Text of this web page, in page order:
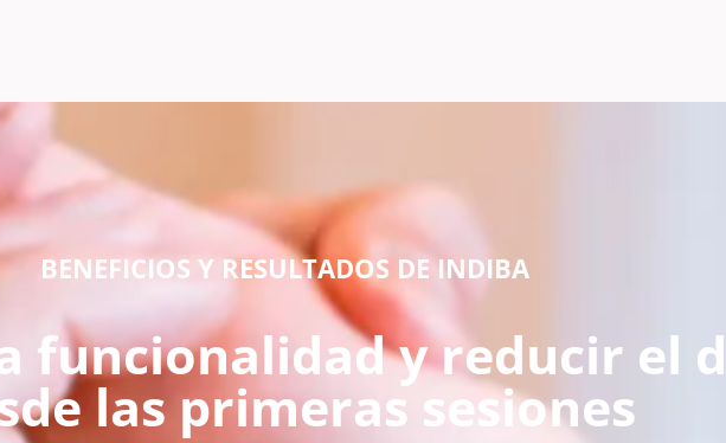
BENEFICIOS Y RESULTADOS DE INDIBA
funcionalidad y reducir el
las primeras sesiones